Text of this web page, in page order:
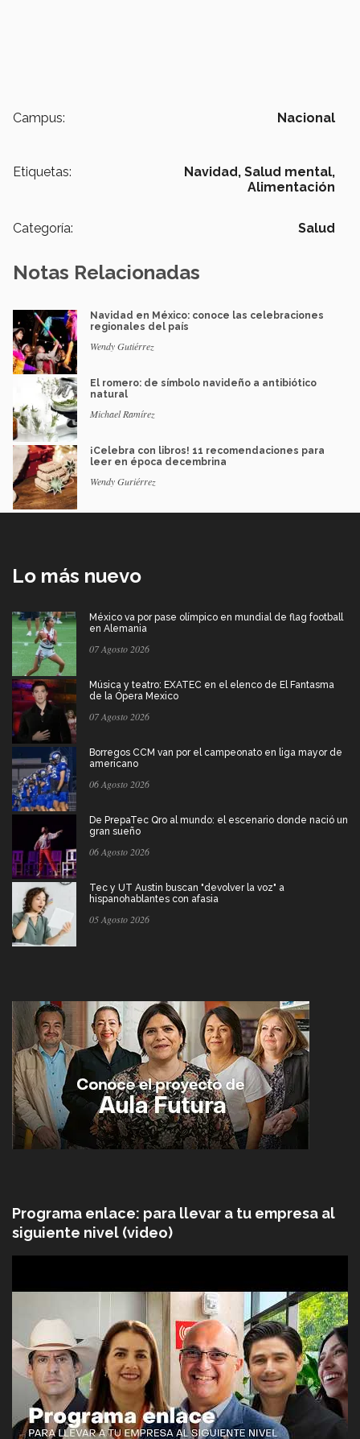
Campus: Nacional
Etiquetas: Navidad, Salud mental,
Alimentación
Categoría: Salud
Notas Relacionadas
Navidad en México: conoce las celebraciones
regionales del país
Wendy Gutiérrez
El romero: de símbolo navideño a antibiótico
natural
Michael Ramírez
¡Celebra con libros! 11 recomendaciones para
leer en época decembrina
Wendy Guriérrez
Lo más nuevo
México va por pase olímpico en mundial de flag football
en Alemania
07 Agosto 2026
Música y teatro: EXATEC en el elenco de El Fantasma
de la Ópera Mexico
07 Agosto 2026
Borregos CCM van por el campeonato en liga mayor de
americano
06 Agosto 2026
De PrepaTec Qro al mundo: el escenario donde nació un
gran sueño
06 Agosto 2026
Tec y UT Austin buscan "devolver la voz" a
hispanohablantes con afasia
05 Agosto 2026
Programa enlace: para llevar a tu empresa al
siguiente nivel (video)